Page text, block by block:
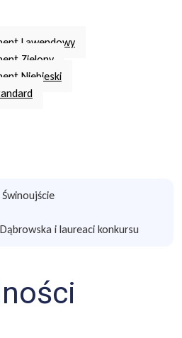
Lawendowy
Zielony
Niebieski
i laureaci konkursu